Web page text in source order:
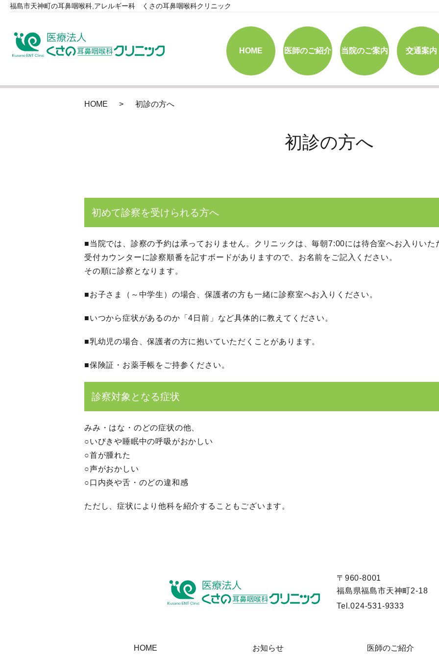
福島市天神町の耳鼻咽喉科,アレルギー科 くさの耳鼻咽喉科クリニック
HOME 医師のご紹介 当院のご案内 交通案内
HOME 初診の方へ
初診の方へ
初めて診察を受けられる方へ
■当院では、診察の予約は承っておりません。クリニックは、毎朝7:00には待合室へお入りいた
受付カウンターに診察順番を記すボードがありますので、お名前をご記入ください。
その順に診察となります。
■お子さま（～中学生）の場合、保護者の方も一緒に診察室へお入りください。
■いつから症状があるのか「4日前」など具体的に教えてください。
■乳幼児の場合、保護者の方に抱いていただくことがあります。
■保険証・お薬手帳をご持参ください。
診察対象となる症状
みみ・はな・のどの症状の他、
○いびきや睡眠中の呼吸がおかしい
○首が腫れた
○声がおかしい
○口内炎や舌・のどの違和感
ただし、症状により他科を紹介することもございます。
〒960-8001
福島県福島市天神町2-18
Tel.024-531-9333
HOME お知らせ 医師のご紹介